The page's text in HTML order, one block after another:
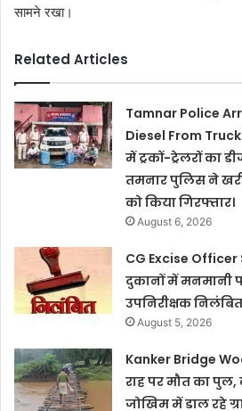
सामने रखा।
Related Articles
Tamnar Police
Diesel From
में ट्रकों-ट्रेलरों का
तमनार पुलिस ने
को किया गिरफ्तार।
August 6, 2026
CG Excise
दुकानों में मनमानी
उपनिरीक्षक निलंबित
August 5, 2026
Kanker Bridge
राह पर मौत का
जोखिम में डाल रहे